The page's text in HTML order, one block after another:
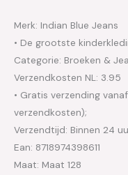
Merk: Indian Blue Jeans
• De grootste
Categorie: Broeken &
Verzendkosten NL: 3.95
• Gratis verzending
verzendkosten);
Verzendtijd: Binnen 24
Ean: 8718974398611
Maat: Maat 128